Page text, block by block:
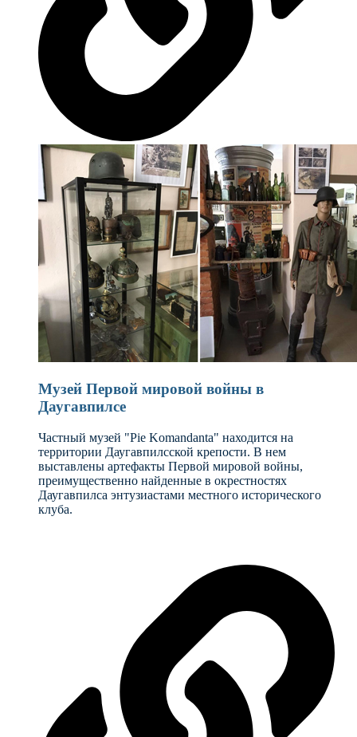
Музей Первой мировой войны в
Даугавпилсе
Частный музей "Pie Komandanta" находится на
территории Даугавпилсской крепости. В нем
выставлены артефакты Первой мировой войны,
преимущественно найденные в окрестностях
Даугавпилса энтузиастами местного исторического
клуба.